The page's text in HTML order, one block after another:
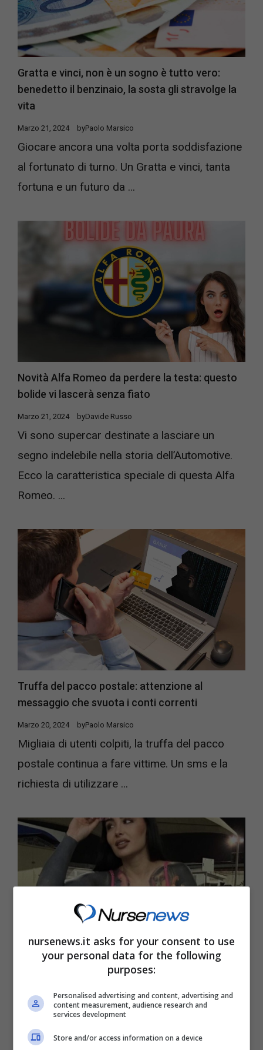
Gratta e vinci, non è un sogno è tutto vero:
benedetto il benzinaio, la sosta gli stravolge la
vita
Marzo 21, 2024 byPaolo Marsico
Giocare ancora una volta porta soddisfazione
al fortunato di turno. Un Gratta e vinci, tanta
fortuna e un futuro da ...
Novità Alfa Romeo da perdere la testa: questo
bolide vi lascerà senza fiato
Marzo 21, 2024 byDavide Russo
Vi sono supercar destinate a lasciare un
segno indelebile nella storia dell’Automotive.
Ecco la caratteristica speciale di questa Alfa
Romeo. ...
Truffa del pacco postale: attenzione al
messaggio che svuota i conti correnti
Marzo 20, 2024 byPaolo Marsico
Migliaia di utenti colpiti, la truffa del pacco
postale continua a fare vittime. Un sms e la
richiesta di utilizzare ...
Geolier, il rapper di Sanremo è innamoratissimo:
chi è la fidanzata Valeria
Marzo 20, 2024 byFloriana Vitiello
Scopriamo chi è la fidanzata di Geolier, il
nursenews.it asks for your consent to use
your personal data for the following
purposes:
Personalised advertising and content, advertising and
content measurement, audience research and
services development
Store and/or access information on a device